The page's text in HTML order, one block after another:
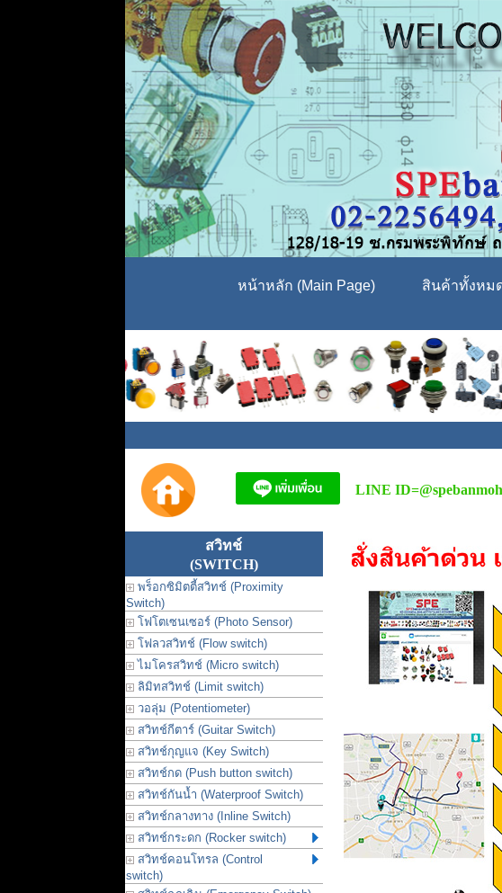
หน้าหลัก (Main Page) สินค้าทั้งหม
LINE ID=@spebanmoh
สวิทช์
(SWITCH)
พร็อกซิมิตตี้สวิทช์ (Proximity
Switch)
โฟโตเซนเซอร์ (Photo Sensor)
โฟลวสวิทช์ (Flow switch)
ไมโครสวิทช์ (Micro switch)
ลิมิทสวิทช์ (Limit switch)
วอลุ่ม (Potentiometer)
สวิทช์กีตาร์ (Guitar Switch)
สวิทช์กุญแจ (Key Switch)
สวิทช์กด (Push button switch)
สวิทช์กันน้ำ (Waterproof Switch)
สวิทช์กลางทาง (Inline Switch)
สวิทช์กระดก (Rocker switch)
สวิทช์คอนโทรล (Control
switch)